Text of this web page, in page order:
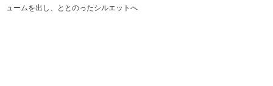
ュームを出し、ととのったシルエットへ